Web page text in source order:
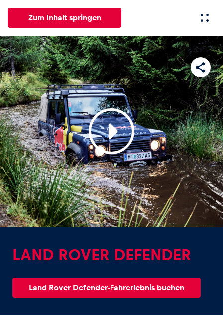
Zum Inhalt springen
Alle News Events Erlebnisse Seiten
News
Alle anzeigen
Events
Alle anzeigen
Erlebnisse
Alle anzeigen
LAND ROVER DEFENDER
Land Rover Defender-Fahrerlebnis buchen